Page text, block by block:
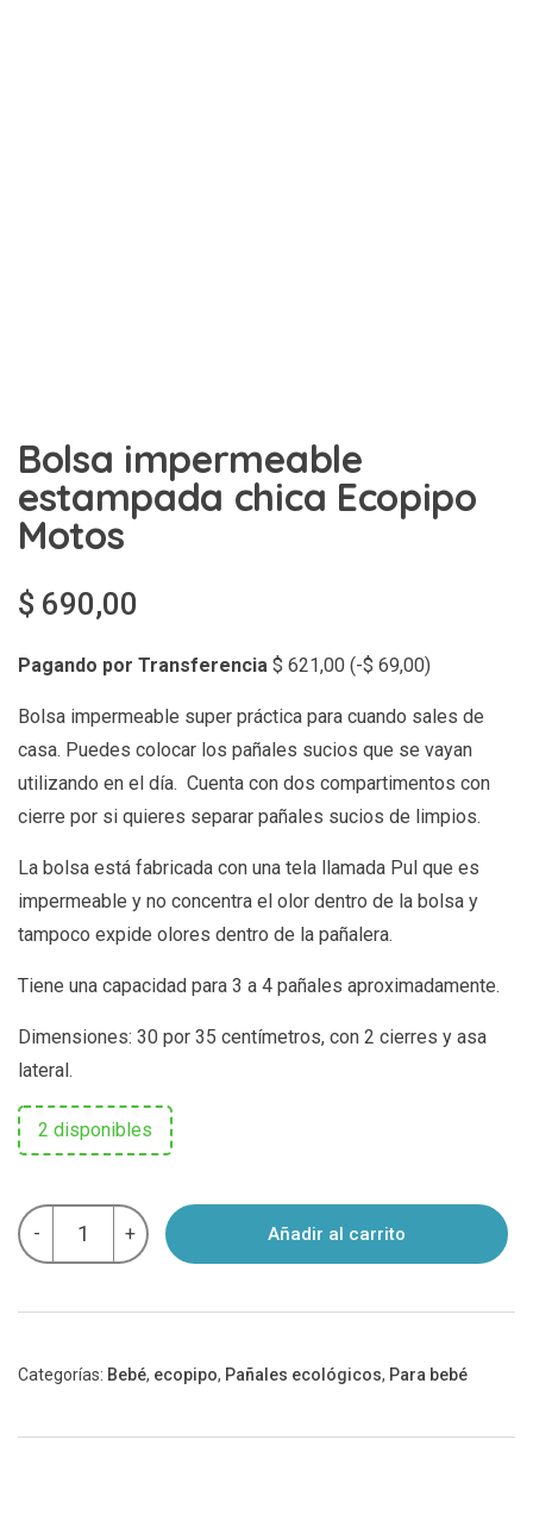
Bolsa impermeable
estampada chica Ecopipo
Motos
$ 690,00
Pagando por Transferencia $ 621,00 (-$ 69,00)
Bolsa impermeable super práctica para cuando sales de
casa. Puedes colocar los pañales sucios que se vayan
utilizando en el día. Cuenta con dos compartimentos con
cierre por si quieres separar pañales sucios de limpios.
La bolsa está fabricada con una tela llamada Pul que es
impermeable y no concentra el olor dentro de la bolsa y
tampoco expide olores dentro de la pañalera.
Tiene una capacidad para 3 a 4 pañales aproximadamente.
Dimensiones: 30 por 35 centímetros, con 2 cierres y asa
lateral.
2 disponibles
-
Bolsa
impermeable
estampada
+ Añadir al carrito
Categorías: Bebé, ecopipo, Pañales ecológicos, Para bebé